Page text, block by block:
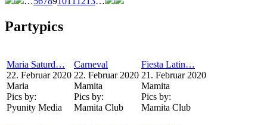
Partypics
Maria Saturd…
22. Februar 2020
Maria
Pics by:
Pyunity Media
Carneval
22. Februar 2020
Mamita
Pics by:
Mamita Club
Fiesta Latin…
21. Februar 2020
Mamita
Pics by:
Mamita Club